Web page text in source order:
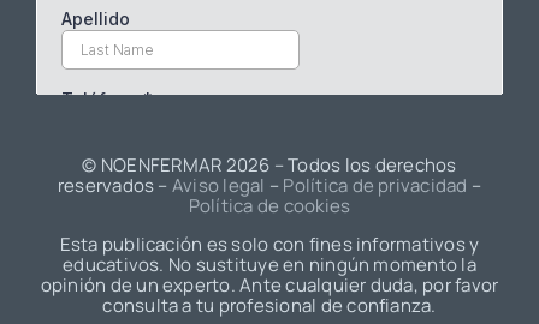
© NOENFERMAR2026 – Todos los derechos
reservados – Aviso legal – Política de privacidad –
Política de cookies
Esta publicación es solo con fines informativos y
educativos. No sustituye en ningún momento la
opinión de un experto. Ante cualquier duda, por favor
consulta a tu profesional de confianza.